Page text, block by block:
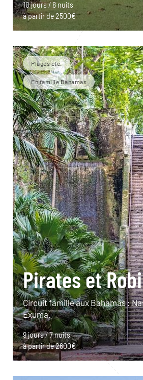
10 jours / 8 nuits
à partir de 2500€
Plages etc.
En famille Bahamas
Pirates et
Circuit famille aux Bahamas :
Exuma.
9 jours / 7 nuits
à partir de 2600€